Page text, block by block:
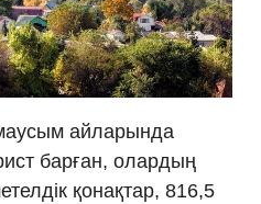
айларында
барған, олардың
қонақтар, 816,5